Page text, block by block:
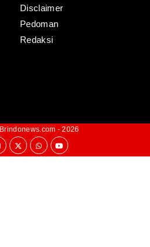
Disclaimer
Pedoman
Redaksi
Brindonews.com - 2026